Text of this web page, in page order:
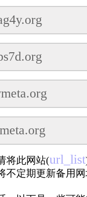
将此网站(url_list
不定期更新备用